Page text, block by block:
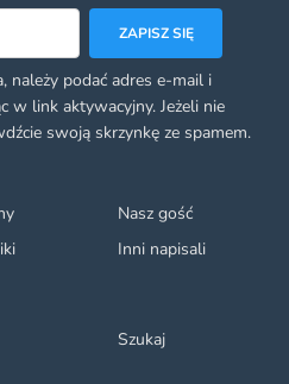
Nasz gość
Inni napisali
Szukaj
ZAPISZ SIĘ
należy podać adres e-mail i
w link aktywacyjny. Jeżeli nie
swoją skrzynkę ze spamem.